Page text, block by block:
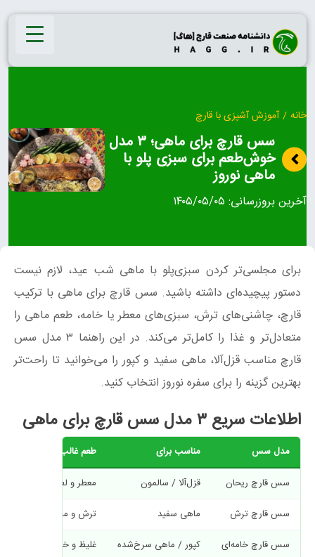
Skip
content
خانه / آموزش آشپزی با قارچ
سس قارچ برای ماهی؛ ۳ مدل
خوش‌طعم برای سبزی پلو با
ماهی نوروز
آخرین بروزرسانی: ۱۴۰۵/۰۵/۰۵
برای مجلسی‌تر کردن سبزی‌پلو با ماهی شب عید، لازم نیست
دستور پیچیده‌ای داشته باشید. سس قارچ برای ماهی با ترکیب
قارچ، چاشنی‌های ترش، سبزی‌های معطر یا خامه، طعم ماهی را
متعادل‌تر و غذا را کامل‌تر می‌کند. در این راهنما ۳ مدل سس
قارچ مناسب قزل‌آلا، ماهی سفید و کپور را می‌خوانید تا راحت‌تر
بهترین گزینه را برای سفره نوروز انتخاب کنید.
اطلاعات سریع ۳ مدل سس قارچ برای ماهی
مدل سس مناسب برای طعم غالب
سس قارچ ریحان قزل‌آلا / سالمون معطر و لطیف
سس قارچ ترش
ماهی سفید ترش و مجلسی
سس قارچ خامه‌ای
کپور / ماهی سرخ‌شده غلیظ و خامه‌ای